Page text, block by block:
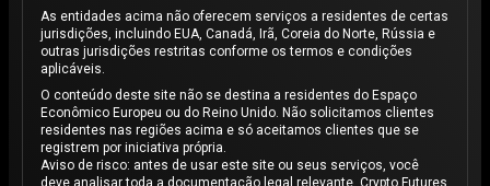
As entidades acima não oferecem serviços a residentes de certas
jurisdições, incluindo EUA, Canadá, Irã, Coreia do Norte, Rússia e
outras jurisdições restritas conforme os termos e condições
aplicáveis.
O conteúdo deste site não se destina a residentes do Espaço
Econômico Europeu ou do Reino Unido. Não solicitamos clientes
residentes nas regiões acima e só aceitamos clientes que se
registrem por iniciativa própria.
Aviso de risco: antes de usar este site ou seus serviços, você
deve analisar toda a documentação legal relevante. Crypto Futures